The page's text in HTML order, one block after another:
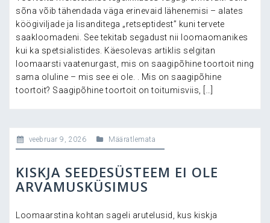
sõna võib tähendada väga erinevaid lähenemisi – alates
köögiviljade ja lisanditega „retseptidest” kuni tervete
saakloomadeni. See tekitab segadust nii loomaomanikes
kui ka spetsialistides. Käesolevas artiklis selgitan
loomaarsti vaatenurgast, mis on saagipõhine toortoit ning
sama oluline – mis see ei ole. . Mis on saagipõhine
toortoit? Saagipõhine toortoit on toitumisviis, […]
veebruar 9, 2026 Määratlemata
KISKJA SEEDESÜSTEEM EI OLE
ARVAMUSKÜSIMUS
Loomaarstina kohtan sageli arutelusid, kus kiskja